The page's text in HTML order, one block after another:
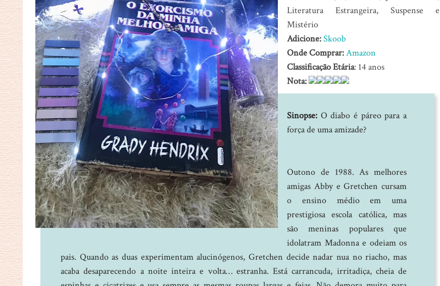
Literatura Estrangeira, Suspense e
Mistério
Adicione:Skoob
Onde Comprar:Amazon
Classificação Etária: 14 anos
Nota:
Sinopse: O diabo é páreo para a
força de uma amizade?
Outono de 1988. As melhores
amigas Abby e Gretchen cursam
o ensino médio em uma
prestigiosa escola católica, mas
são meninas populares que
idolatram Madonna e odeiam os
pais. Quando as duas experimentam alucinógenos, Gretchen decide nadar nua no riacho, mas
acaba desaparecendo a noite inteira e volta… estranha. Está carrancuda, irritadiça, cheia de